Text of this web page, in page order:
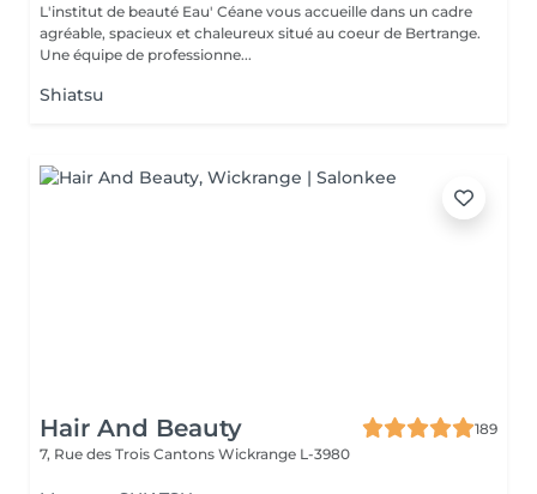
L'institut de beauté Eau' Céane vous accueille dans un cadre
agréable, spacieux et chaleureux situé au coeur de Bertrange.
Une équipe de professionne...
Shiatsu
Hair And Beauty
189
7, Rue des Trois Cantons Wickrange L-3980